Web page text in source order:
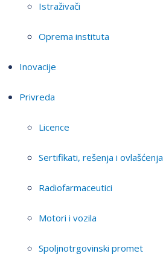
Istraživači
Oprema instituta
Inovacije
Privreda
Licence
Sertifikati, rešenja i ovlašćenja
Radiofarmaceutici
Motori i vozila
Spoljnotrgovinski promet